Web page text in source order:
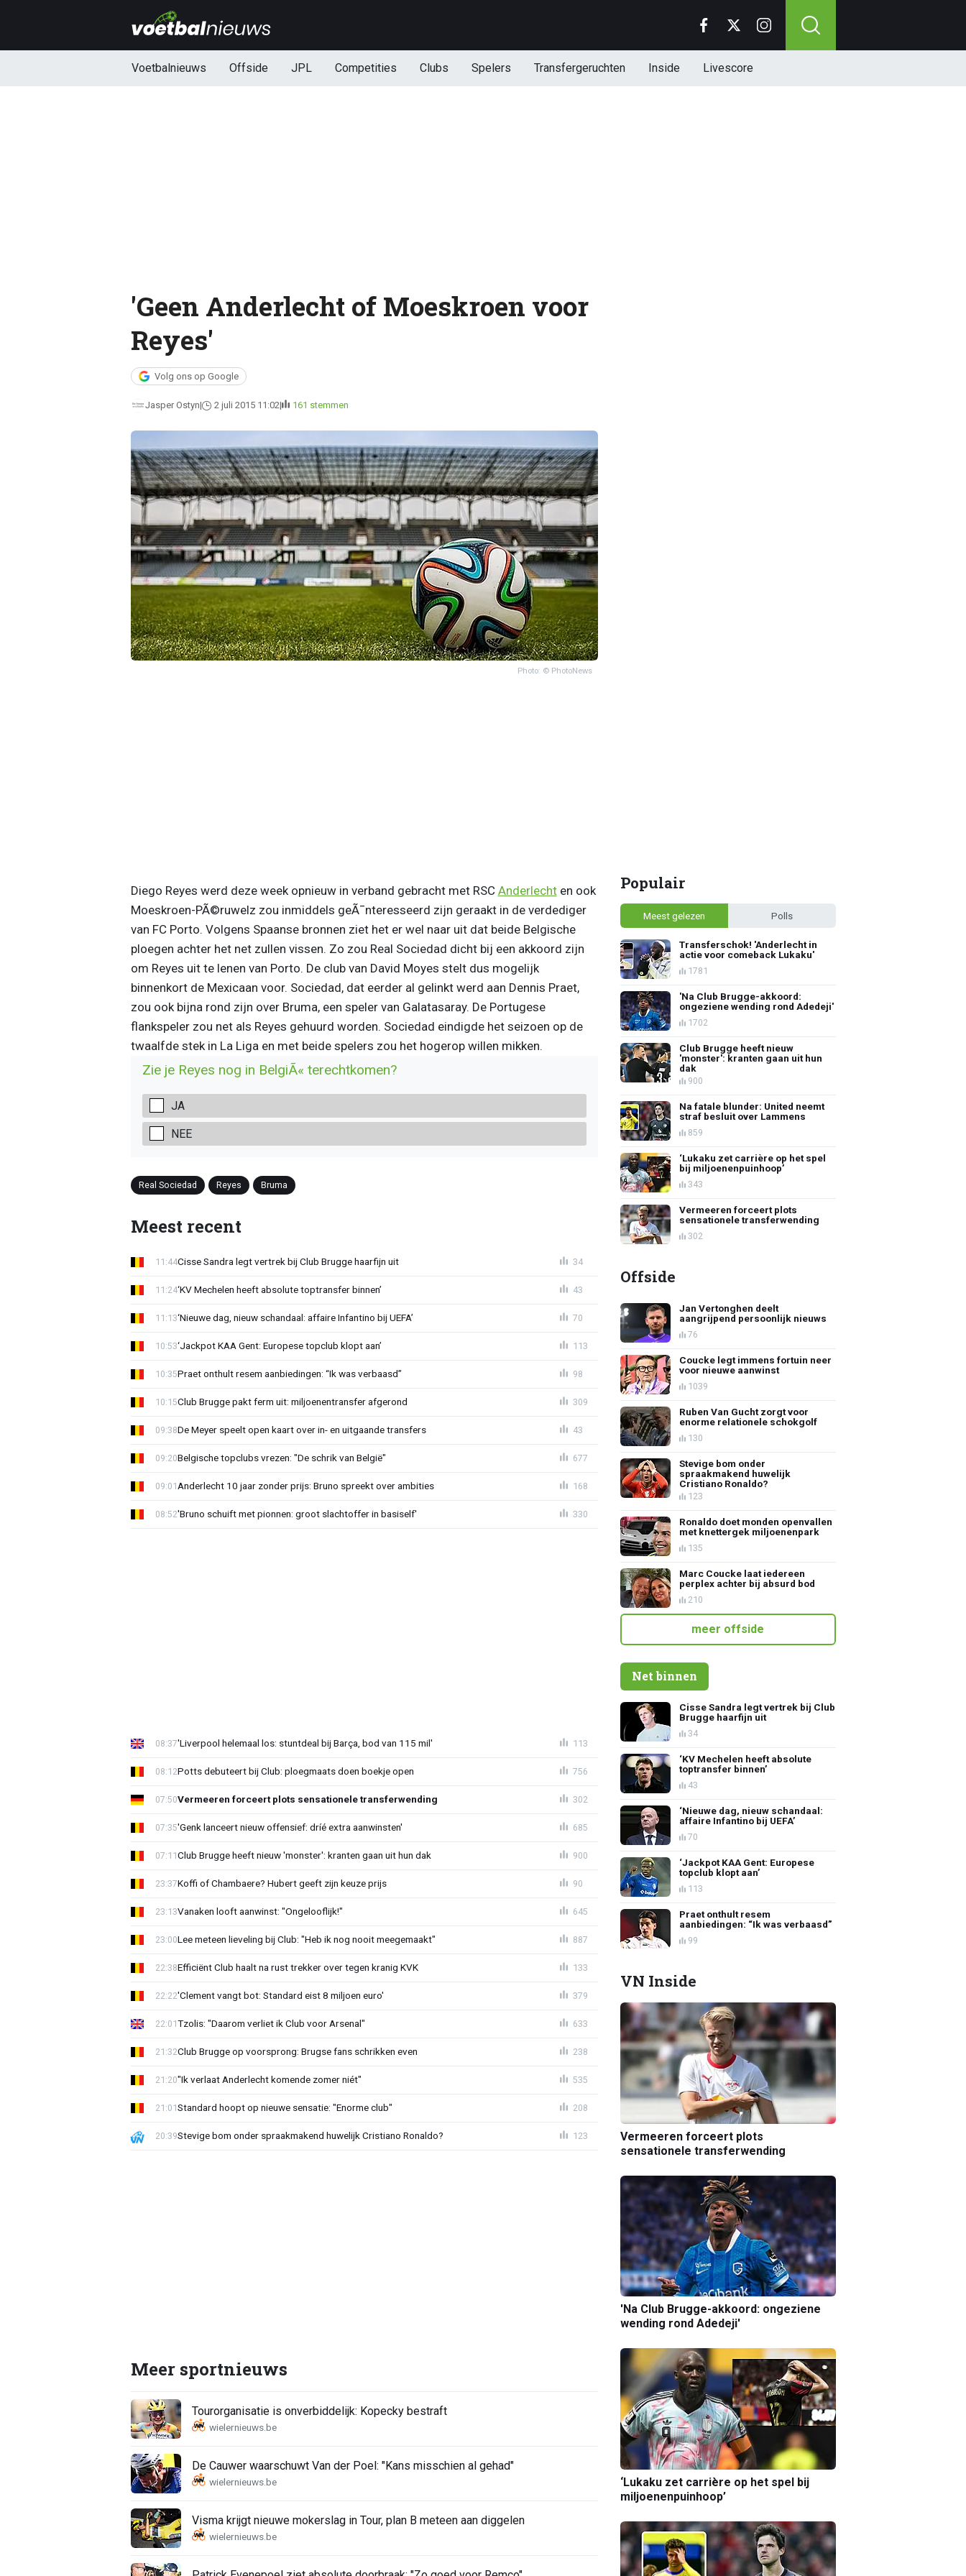
Voetbalnieuws Offside JPL Competities Clubs Spelers Transfergeruchten Inside Livescore
'Geen Anderlecht of Moeskroen voor
Reyes'
Volg ons op Google
Jasper Ostyn 2 juli 2015 11:02 161 stemmen
Photo: © PhotoNews
Diego Reyes werd deze week opnieuw in verband gebracht met RSC Anderlechten ook
Moeskroen-PÃ©ruwelz zou inmiddels geÃ¯nteresseerd zijn geraakt in de verdediger
van FC Porto. Volgens Spaanse bronnen ziet het er wel naar uit dat beide Belgische
ploegen achter het net zullen vissen. Zo zou Real Sociedad dicht bij een akkoord zijn
om Reyes uit te lenen van Porto. De club van David Moyes stelt dus mogelijk
binnenkort de Mexicaan voor. Sociedad, dat eerder al gelinkt werd aan Dennis Praet,
zou ook bijna rond zijn over Bruma, een speler van Galatasaray. De Portugese
flankspeler zou net als Reyes gehuurd worden. Sociedad eindigde het seizoen op de
twaalfde stek in La Liga en met beide spelers zou het hogerop willen mikken.
Zie je Reyes nog in BelgiÃ« terechtkomen?
JA
NEE
Real Sociedad Reyes Bruma
Meest recent
Cisse Sandra legt vertrek bij Club Brugge haarfijn uit
11:44 34
‘KV Mechelen heeft absolute toptransfer binnen’
11:24 43
‘Nieuwe dag, nieuw schandaal: affaire Infantino bij UEFA’
11:13 70
‘Jackpot KAA Gent: Europese topclub klopt aan’
10:53 113
Praet onthult resem aanbiedingen: “Ik was verbaasd”
10:35 98
Club Brugge pakt ferm uit: miljoenentransfer afgerond
10:15 309
De Meyer speelt open kaart over in- en uitgaande transfers
09:38 43
Belgische topclubs vrezen: "De schrik van België"
09:20 677
Anderlecht 10 jaar zonder prijs: Bruno spreekt over ambities
09:01 168
'Bruno schuift met pionnen: groot slachtoffer in basiself'
08:52 330
'Liverpool helemaal los: stuntdeal bij Barça, bod van 115 mil'
08:37 113
Potts debuteert bij Club: ploegmaats doen boekje open
08:12 756
Vermeeren forceert plots sensationele transferwending
07:50 302
'Genk lanceert nieuw offensief: dríé extra aanwinsten'
07:35 685
Club Brugge heeft nieuw 'monster': kranten gaan uit hun dak
07:11 900
Koffi of Chambaere? Hubert geeft zijn keuze prijs
23:37 90
Vanaken looft aanwinst: "Ongelooflijk!"
23:13 645
Lee meteen lieveling bij Club: "Heb ik nog nooit meegemaakt"
23:00 887
Efficiënt Club haalt na rust trekker over tegen kranig KVK
22:38 133
'Clement vangt bot: Standard eist 8 miljoen euro'
22:22 379
Tzolis: "Daarom verliet ik Club voor Arsenal"
22:01 633
Club Brugge op voorsprong: Brugse fans schrikken even
21:32 238
"Ik verlaat Anderlecht komende zomer niét"
21:20 535
Standard hoopt op nieuwe sensatie: "Enorme club"
21:01 208
Stevige bom onder spraakmakend huwelijk Cristiano Ronaldo?
20:39 123
Meer sportnieuws
Tourorganisatie is onverbiddelijk: Kopecky bestraft
De Cauwer waarschuwt Van der Poel: "Kans misschien al gehad"
Visma krijgt nieuwe mokerslag in Tour, plan B meteen aan diggelen
Populair
Meest gelezen Polls
Transferschok! 'Anderlecht in
actie voor comeback Lukaku'
1781
'Na Club Brugge-akkoord:
ongeziene wending rond Adedeji'
1702
Club Brugge heeft nieuw
'monster': kranten gaan uit hun
dak
900
Na fatale blunder: United neemt
straf besluit over Lammens
859
‘Lukaku zet carrière op het spel
bij miljoenenpuinhoop’
343
Vermeeren forceert plots
sensationele transferwending
302
Offside
Jan Vertonghen deelt
aangrijpend persoonlijk nieuws
76
Coucke legt immens fortuin neer
voor nieuwe aanwinst
1039
Ruben Van Gucht zorgt voor
enorme relationele schokgolf
130
Stevige bom onder
spraakmakend huwelijk
Cristiano Ronaldo?
123
Ronaldo doet monden openvallen
met knettergek miljoenenpark
135
Marc Coucke laat iedereen
perplex achter bij absurd bod
210
meer offside
Net binnen
Cisse Sandra legt vertrek bij Club
Brugge haarfijn uit
34
‘KV Mechelen heeft absolute
toptransfer binnen’
43
‘Nieuwe dag, nieuw schandaal:
affaire Infantino bij UEFA’
70
‘Jackpot KAA Gent: Europese
topclub klopt aan’
113
Praet onthult resem
aanbiedingen: “Ik was verbaasd”
99
VN Inside
Vermeeren forceert plots
sensationele transferwending
'Na Club Brugge-akkoord: ongeziene
wending rond Adedeji'
‘Lukaku zet carrière op het spel bij
miljoenenpuinhoop’